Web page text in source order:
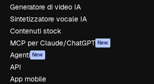
Generatore di video IA
Sintetizzatore vocale IA
Contenuti stock
MCP per Claude/ChatGPT New
Agenti New
API
App mobile